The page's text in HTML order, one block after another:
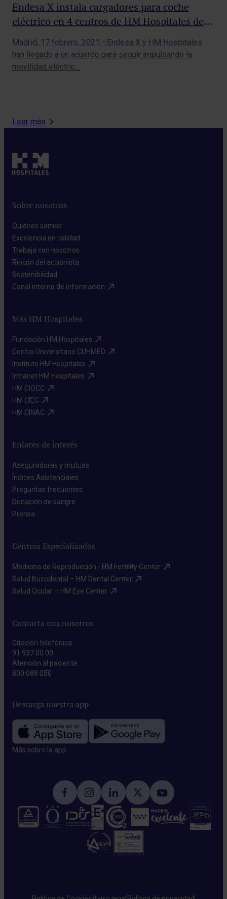
Endesa X instala cargadores para coche
eléctrico en 4 centros de HM Hospitales de
Madrid y Galicia
Madrid, 17 febrero, 2021 –Endesa X y HM Hospitales
han llegado a un acuerdo para seguir impulsando la
movilidad eléctric…
Leer más
Sobre nosotros
Quiénes somos​
Excelencia en calidad​
Trabaja con nosotros​
Rincón del accionista​
Sostenibilidad​
Canal interno de información​
Más HM Hospitales
Fundación HM Hospitales​
Centro Universitario CUHMED​
Instituto HM Hospitales​
Intranet HM Hospitales​
HM CIOCC​
HM CIEC​
HM CINAC​
Enlaces de interés
Aseguradoras y mutuas​
Índices Asistenciales​
Preguntas frecuentes​
Donación de sangre​
Prensa​
Centros Especializados
Medicina de Reproducción - HM Fertility Center​
Salud Bucodental – HM Dental Center​
Salud Ocular – HM Eye Center​
Contacta con nosotros
Citación telefónica
91 937 00 00
Atención al paciente
800 088 050
Descarga nuestra app
Más sobre la app​